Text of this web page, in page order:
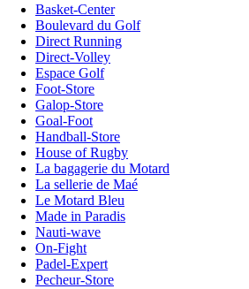
Basket-Center
Boulevard du Golf
Direct Running
Direct-Volley
Espace Golf
Foot-Store
Galop-Store
Goal-Foot
Handball-Store
House of Rugby
La bagagerie du Motard
La sellerie de Maé
Le Motard Bleu
Made in Paradis
Nauti-wave
On-Fight
Padel-Expert
Pecheur-Store